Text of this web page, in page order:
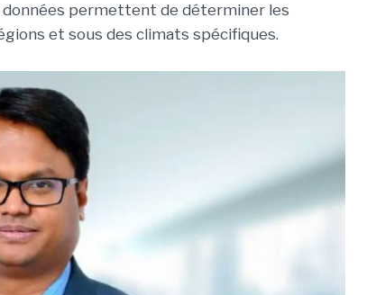
données permettent de déterminer les
et sous des climats spécifiques.